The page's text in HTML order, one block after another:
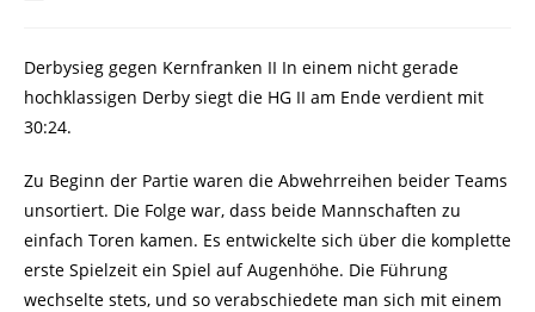
Derbysieg gegen Kernfranken II In einem nicht gerade
hochklassigen Derby siegt die HG II am Ende verdient mit
30:24.
Zu Beginn der Partie waren die Abwehrreihen beider Teams
unsortiert. Die Folge war, dass beide Mannschaften zu
einfach Toren kamen. Es entwickelte sich über die komplette
erste Spielzeit ein Spiel auf Augenhöhe. Die Führung
wechselte stets, und so verabschiedete man sich mit einem